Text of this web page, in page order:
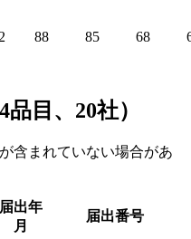
88 85 68
目、20社）
含まれていない場合があ
届出年
月
届出番号